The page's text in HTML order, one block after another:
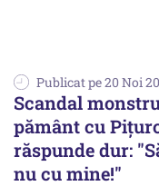
Publicat pe 20 Noi
Scandal
pământ cu
răspunde dur:
nu cu mine!"